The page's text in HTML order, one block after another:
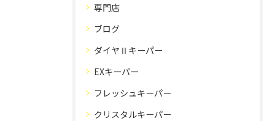
専門店
ブログ
ダイヤⅡキーパー
EXキーパー
フレッシュキーパー
クリスタルキーパー